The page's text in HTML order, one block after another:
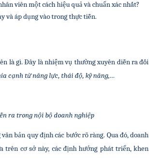
viên một cách hiệu quả và chuẩn xác nhất?
và áp dụng vào trong thực tiễn.
là gì. Đây là nhiệm vụ thường xuyên diễn ra đối
cạnh từ năng lực, thái độ, kỹ năng,…
ra trong nội bộ doanh nghiệp
bản quy định các bước rõ ràng. Qua đó, doanh
trên cơ sở này, các định hướng phát triển, khen